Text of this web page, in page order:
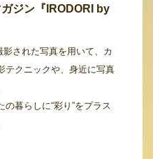
ジン『IRODORI by
された写真を用いて、カ
テクニックや、身近に写真
暮らしに“彩り”をプラス